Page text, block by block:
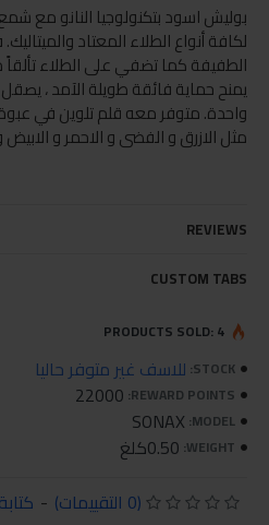
بوليش اسود بتكنولوجيا النانو مع
لكافة أنواع الطلاء المعتاد
الطفيفة كما تضفي على الطلاء
يمنح حماية فائقة طويلة الآمد ،
مثل الازرق و الفضى و الاحمر و الابيض
REVIEWS
CUSTOM TABS
STOCK: للاسف غير متوفر حاليا
REWARD POINTS:
22000
MODEL:
SONAX
WEIGHT: 0.50كلغ
PRODUCTS SOLD: 4
(0 التقييمات) -